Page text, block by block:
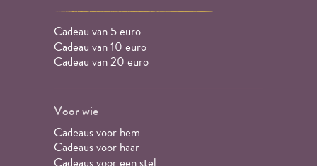
Cadeau van 5 euro
Cadeau van 10 euro
Cadeau van 20 euro
Voor wie
Cadeaus voor hem
Cadeaus voor haar